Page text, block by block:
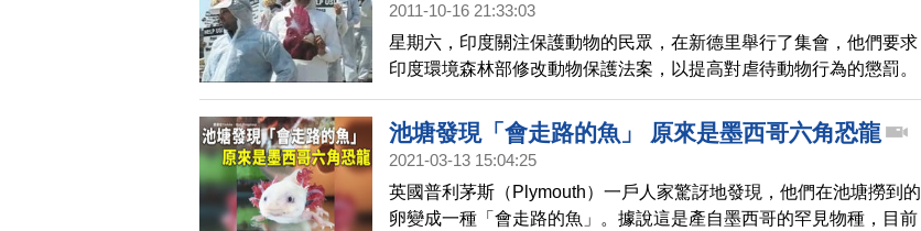
2011-10-16 21:33:03
星期六，印度關注保護動物的民眾，在新德里舉行了集會，他們要求
印度環境森林部修改動物保護法案，以提高對虐待動物行為的懲罰。
池塘發現「會走路的魚」 原來是墨西哥六角恐龍
2021-03-13 15:04:25
英國普利茅斯（Plymouth）一戶人家驚訝地發現，他們在池塘撈到的
卵變成一種「會走路的魚」。據說這是產自墨西哥的罕見物種，目前